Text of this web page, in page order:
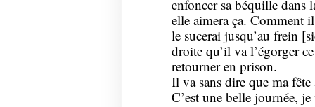
enfoncer sa béquille dans
elle aimera ça. Comment
le sucerai jusqu’au frein
droite qu’il va l’égorger
retourner en prison.
Il va sans dire que ma
C’est une belle journée,